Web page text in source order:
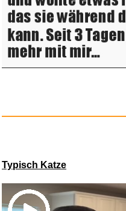
Science in
Typisch Katze